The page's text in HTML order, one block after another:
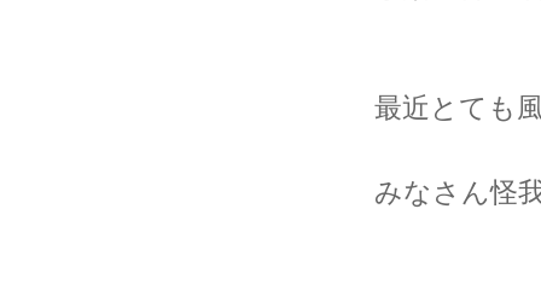
最近とても
みなさん怪